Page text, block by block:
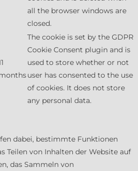
all the browser windows are
closed.
The cookie is set by the GDPR
Cookie Consent plugin and is
used to store whether or not
user has consented to the use
of cookies. It does not store
any personal data.
dabei, bestimmte Funktionen
Teilen von Inhalten der Website auf
das Sammeln von